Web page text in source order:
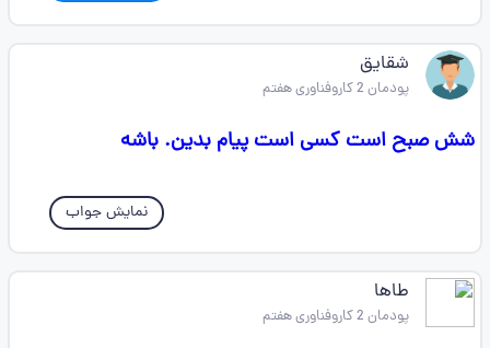
شقایق
پودمان 2 کاروفناوری هفتم
شش صبح است کسی است پیام بدین. باشه
نمایش جواب
طاها
پودمان 2 کاروفناوری هفتم